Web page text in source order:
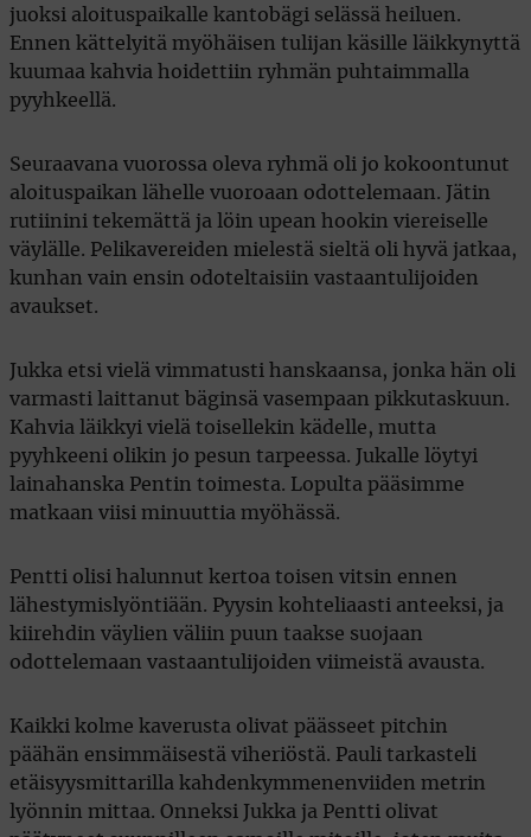
juoksi aloituspaikalle kantobägi selässä heiluen.
Ennen kättelyitä myöhäisen tulijan käsille läikkynyttä
kuumaa kahvia hoidettiin ryhmän puhtaimmalla
pyyhkeellä.
Seuraavana vuorossa oleva ryhmä oli jo kokoontunut
aloituspaikan lähelle vuoroaan odottelemaan. Jätin
rutiinini tekemättä ja löin upean hookin viereiselle
väylälle. Pelikavereiden mielestä sieltä oli hyvä jatkaa,
kunhan vain ensin odoteltaisiin vastaantulijoiden
avaukset.
Jukka etsi vielä vimmatusti hanskaansa, jonka hän oli
varmasti laittanut bäginsä vasempaan pikkutaskuun.
Kahvia läikkyi vielä toisellekin kädelle, mutta
pyyhkeeni olikin jo pesun tarpeessa. Jukalle löytyi
lainahanska Pentin toimesta. Lopulta pääsimme
matkaan viisi minuuttia myöhässä.
Pentti olisi halunnut kertoa toisen vitsin ennen
lähestymislyöntiään. Pyysin kohteliaasti anteeksi, ja
kiirehdin väylien väliin puun taakse suojaan
odottelemaan vastaantulijoiden viimeistä avausta.
Kaikki kolme kaverusta olivat päässeet pitchin
päähän ensimmäisestä viheriöstä. Pauli tarkasteli
etäisyysmittarilla kahdenkymmenenviiden metrin
lyönnin mittaa. Onneksi Jukka ja Pentti olivat